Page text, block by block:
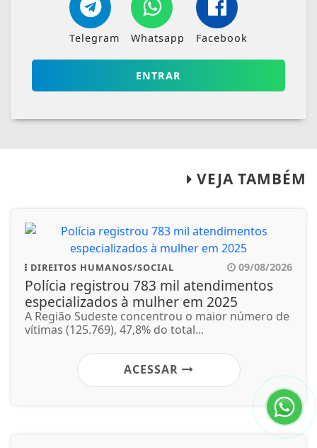
Telegram Whatsapp Facebook
ENTRAR
VEJA TAMBÉM
DIREITOS HUMANOS/SOCIAL 09/08/2026
Polícia registrou 783 mil atendimentos
especializados à mulher em 2025
A Região Sudeste concentrou o maior número de
vítimas (125.769), 47,8% do total...
ACESSAR